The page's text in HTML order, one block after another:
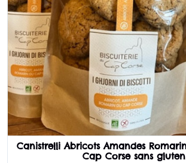
Canistrelli Abricots Amandes
Cap Corse sans gluten